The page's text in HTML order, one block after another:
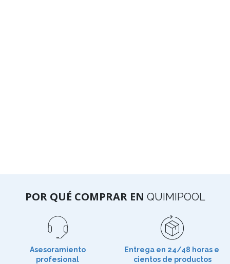
POR QUÉ COMPRAR EN QUIMIPOOL
Asesoramiento
profesional
Entrega en 24/48 horas e
cientos de productos